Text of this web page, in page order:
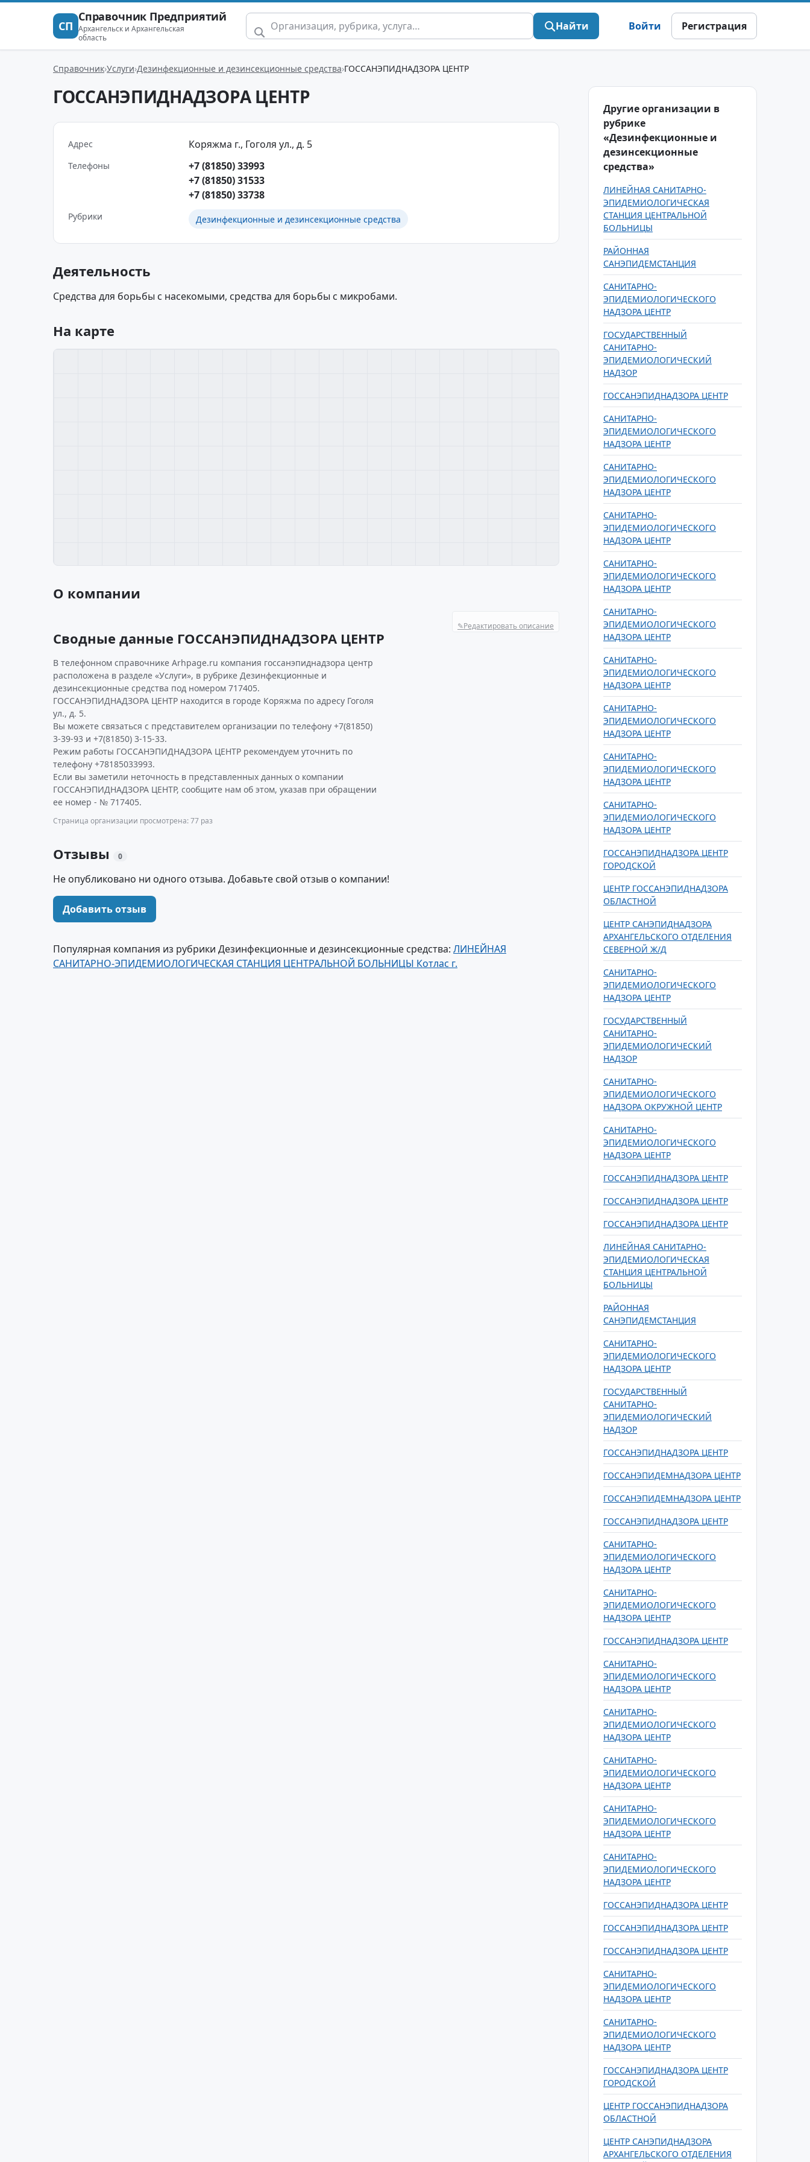
СП
Справочник Предприятий
Архангельск и Архангельская
область
Найти Войти Регистрация
Справочник Услуги Дезинфекционные и дезинсекционные средства ГОССАНЭПИДНАДЗОРА ЦЕНТР
ГОССАНЭПИДНАДЗОРА ЦЕНТР
Адрес Коряжма г., Гоголя ул., д. 5
Телефоны
+7 (81850) 33993
+7 (81850) 31533
+7 (81850) 33738
Рубрики Дезинфекционные и дезинсекционные средства
Деятельность
Средства для борьбы с насекомыми, средства для борьбы с микробами.
На карте
О компании
✎Редактировать описание
Сводные данные ГОССАНЭПИДНАДЗОРА ЦЕНТР
В телефонном справочнике Arhpage.ru компания госсанэпиднадзора центр
расположена в разделе «Услуги», в рубрике Дезинфекционные и
дезинсекционные средства под номером 717405.
ГОССАНЭПИДНАДЗОРА ЦЕНТР находится в городе Коряжма по адресу Гоголя
ул., д. 5.
Вы можете связаться с представителем организации по телефону +7(81850)
3-39-93 и +7(81850) 3-15-33.
Режим работы ГОССАНЭПИДНАДЗОРА ЦЕНТР рекомендуем уточнить по
телефону +78185033993.
Если вы заметили неточность в представленных данных о компании
ГОССАНЭПИДНАДЗОРА ЦЕНТР, сообщите нам об этом, указав при обращении
ее номер - № 717405.
Страница организации просмотрена: 77 раз
Отзывы 0
Не опубликовано ни одного отзыва. Добавьте свой отзыв о компании!
Добавить отзыв
Популярная компания из рубрики Дезинфекционные и дезинсекционные средства: ЛИНЕЙНАЯ
САНИТАРНО-ЭПИДЕМИОЛОГИЧЕСКАЯ СТАНЦИЯ ЦЕНТРАЛЬНОЙ БОЛЬНИЦЫ Котлас г.
Другие организации в
рубрике
«Дезинфекционные и
дезинсекционные
средства»
ЛИНЕЙНАЯ САНИТАРНО-
ЭПИДЕМИОЛОГИЧЕСКАЯ
СТАНЦИЯ ЦЕНТРАЛЬНОЙ
БОЛЬНИЦЫ
РАЙОННАЯ
САНЭПИДЕМСТАНЦИЯ
САНИТАРНО-
ЭПИДЕМИОЛОГИЧЕСКОГО
НАДЗОРА ЦЕНТР
ГОСУДАРСТВЕННЫЙ
САНИТАРНО-
ЭПИДЕМИОЛОГИЧЕСКИЙ
НАДЗОР
ГОССАНЭПИДНАДЗОРА ЦЕНТР
САНИТАРНО-
ЭПИДЕМИОЛОГИЧЕСКОГО
НАДЗОРА ЦЕНТР
САНИТАРНО-
ЭПИДЕМИОЛОГИЧЕСКОГО
НАДЗОРА ЦЕНТР
САНИТАРНО-
ЭПИДЕМИОЛОГИЧЕСКОГО
НАДЗОРА ЦЕНТР
САНИТАРНО-
ЭПИДЕМИОЛОГИЧЕСКОГО
НАДЗОРА ЦЕНТР
САНИТАРНО-
ЭПИДЕМИОЛОГИЧЕСКОГО
НАДЗОРА ЦЕНТР
САНИТАРНО-
ЭПИДЕМИОЛОГИЧЕСКОГО
НАДЗОРА ЦЕНТР
САНИТАРНО-
ЭПИДЕМИОЛОГИЧЕСКОГО
НАДЗОРА ЦЕНТР
САНИТАРНО-
ЭПИДЕМИОЛОГИЧЕСКОГО
НАДЗОРА ЦЕНТР
САНИТАРНО-
ЭПИДЕМИОЛОГИЧЕСКОГО
НАДЗОРА ЦЕНТР
ГОССАНЭПИДНАДЗОРА ЦЕНТР
ГОРОДСКОЙ
ЦЕНТР ГОССАНЭПИДНАДЗОРА
ОБЛАСТНОЙ
ЦЕНТР САНЭПИДНАДЗОРА
АРХАНГЕЛЬСКОГО ОТДЕЛЕНИЯ
СЕВЕРНОЙ Ж/Д
САНИТАРНО-
ЭПИДЕМИОЛОГИЧЕСКОГО
НАДЗОРА ЦЕНТР
ГОСУДАРСТВЕННЫЙ
САНИТАРНО-
ЭПИДЕМИОЛОГИЧЕСКИЙ
НАДЗОР
САНИТАРНО-
ЭПИДЕМИОЛОГИЧЕСКОГО
НАДЗОРА ОКРУЖНОЙ ЦЕНТР
САНИТАРНО-
ЭПИДЕМИОЛОГИЧЕСКОГО
НАДЗОРА ЦЕНТР
ГОССАНЭПИДНАДЗОРА ЦЕНТР
ГОССАНЭПИДНАДЗОРА ЦЕНТР
ГОССАНЭПИДНАДЗОРА ЦЕНТР
ЛИНЕЙНАЯ САНИТАРНО-
ЭПИДЕМИОЛОГИЧЕСКАЯ
СТАНЦИЯ ЦЕНТРАЛЬНОЙ
БОЛЬНИЦЫ
РАЙОННАЯ
САНЭПИДЕМСТАНЦИЯ
САНИТАРНО-
ЭПИДЕМИОЛОГИЧЕСКОГО
НАДЗОРА ЦЕНТР
ГОСУДАРСТВЕННЫЙ
САНИТАРНО-
ЭПИДЕМИОЛОГИЧЕСКИЙ
НАДЗОР
ГОССАНЭПИДНАДЗОРА ЦЕНТР
ГОССАНЭПИДЕМНАДЗОРА ЦЕНТР
ГОССАНЭПИДЕМНАДЗОРА ЦЕНТР
ГОССАНЭПИДНАДЗОРА ЦЕНТР
САНИТАРНО-
ЭПИДЕМИОЛОГИЧЕСКОГО
НАДЗОРА ЦЕНТР
САНИТАРНО-
ЭПИДЕМИОЛОГИЧЕСКОГО
НАДЗОРА ЦЕНТР
ГОССАНЭПИДНАДЗОРА ЦЕНТР
САНИТАРНО-
ЭПИДЕМИОЛОГИЧЕСКОГО
НАДЗОРА ЦЕНТР
САНИТАРНО-
ЭПИДЕМИОЛОГИЧЕСКОГО
НАДЗОРА ЦЕНТР
САНИТАРНО-
ЭПИДЕМИОЛОГИЧЕСКОГО
НАДЗОРА ЦЕНТР
САНИТАРНО-
ЭПИДЕМИОЛОГИЧЕСКОГО
НАДЗОРА ЦЕНТР
САНИТАРНО-
ЭПИДЕМИОЛОГИЧЕСКОГО
НАДЗОРА ЦЕНТР
ГОССАНЭПИДНАДЗОРА ЦЕНТР
ГОССАНЭПИДНАДЗОРА ЦЕНТР
ГОССАНЭПИДНАДЗОРА ЦЕНТР
САНИТАРНО-
ЭПИДЕМИОЛОГИЧЕСКОГО
НАДЗОРА ЦЕНТР
САНИТАРНО-
ЭПИДЕМИОЛОГИЧЕСКОГО
НАДЗОРА ЦЕНТР
ГОССАНЭПИДНАДЗОРА ЦЕНТР
ГОРОДСКОЙ
ЦЕНТР ГОССАНЭПИДНАДЗОРА
ОБЛАСТНОЙ
ЦЕНТР САНЭПИДНАДЗОРА
АРХАНГЕЛЬСКОГО ОТДЕЛЕНИЯ